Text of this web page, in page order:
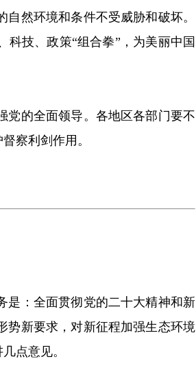
然环境和条件不受威胁和破坏。
技、政策“组合拳”，为美丽中国
的全面领导。各地区各部门要不
察利剑作用。
：全面贯彻党的二十大精神和新
势新要求，对新征程加强生态环境
点意见。